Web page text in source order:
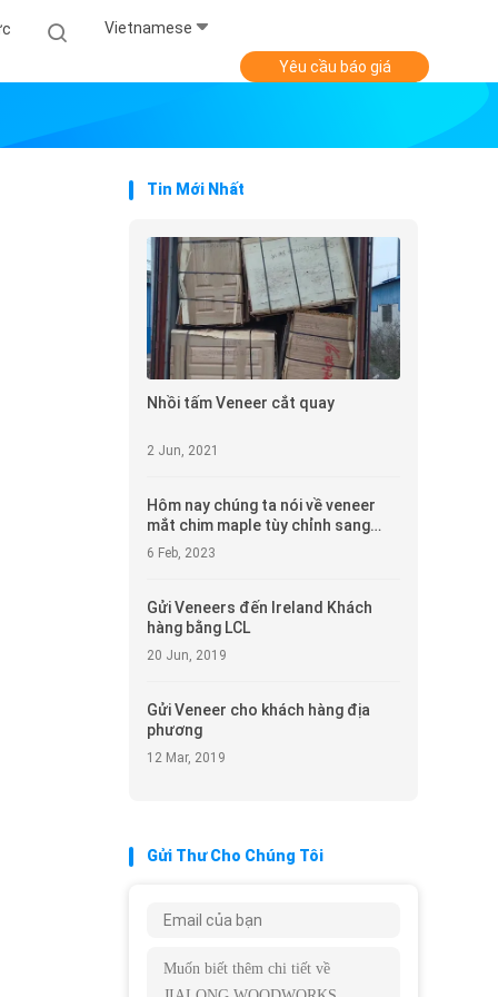
Vietnamese
Yêu cầu báo giá
Tin Mới Nhất
Nhồi tấm Veneer cắt quay
2 Jun, 2021
Hôm nay chúng ta nói về veneer
mắt chim maple tùy chỉnh sang
trọng cao thường được sử dụng
6 Feb, 2023
Gửi Veneers đến Ireland Khách
hàng bằng LCL
20 Jun, 2019
Gửi Veneer cho khách hàng địa
phương
12 Mar, 2019
Gửi Thư Cho Chúng Tôi